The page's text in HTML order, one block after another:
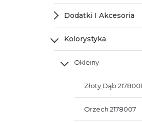
Dodatki I Akcesoria
Kolorystyka
Okleiny
Złoty Dąb 2178001
Orzech 2178007